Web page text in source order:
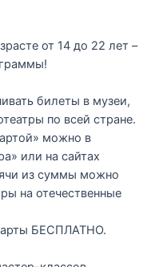
от 14 до 22 лет –
билеты в музеи,
по всей стране.
можно в
или на сайтах
из суммы можно
на отечественные
БЕСПЛАТНО.